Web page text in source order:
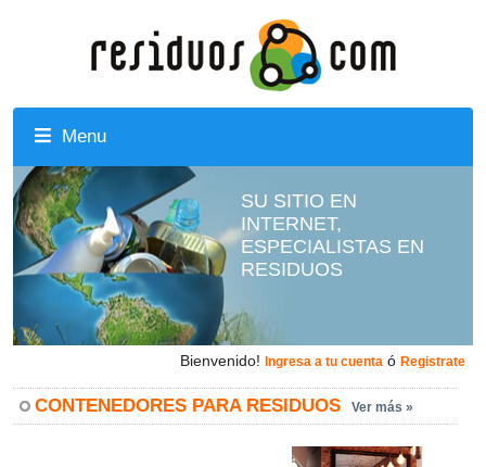
Menu
SU SITIO EN
INTERNET,
ESPECIALISTAS EN
RESIDUOS
Bienvenido! Ingresa a tu cuenta ó Registrate
CONTENEDORES PARA RESIDUOS Ver más »